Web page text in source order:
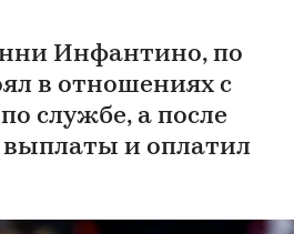
Инфантино, по
в отношениях с
службе, а после
выплаты и оплатил